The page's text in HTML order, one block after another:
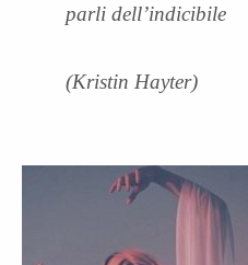
parli dell’indicibile
(Kristin Hayter)